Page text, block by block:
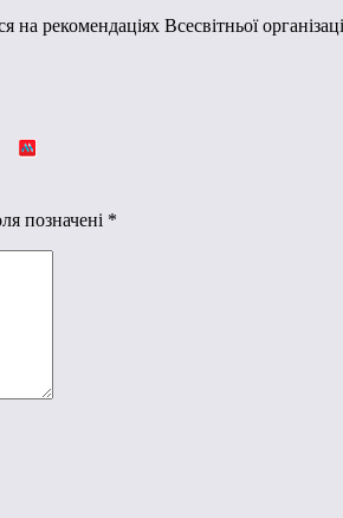
на рекомендаціях Всесвітньої
позначені *